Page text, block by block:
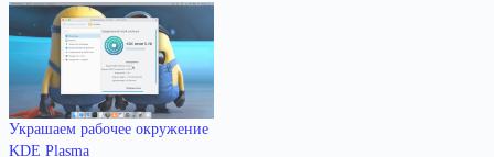
Украшаем рабочее окружение
KDE Plasma